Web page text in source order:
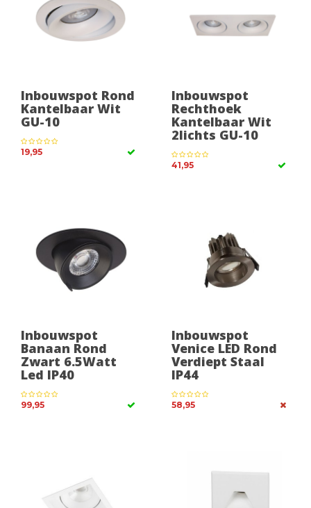
Inbouwspot Rond
Kantelbaar Wit
GU-10
19,95
Inbouwspot
Rechthoek
Kantelbaar Wit
2lichts GU-10
41,95
Inbouwspot
Banaan Rond
Zwart 6.5Watt
Led IP40
99,95
Inbouwspot
Venice LED Rond
Verdiept Staal
IP44
58,95